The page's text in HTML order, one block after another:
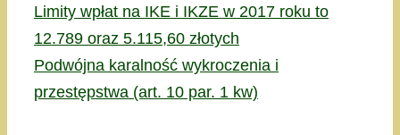
Limity wpłat na IKE i IKZE w 2017 roku to
12.789 oraz 5.115,60 złotych
Podwójna karalność wykroczenia i
przestępstwa (art. 10 par. 1 kw)